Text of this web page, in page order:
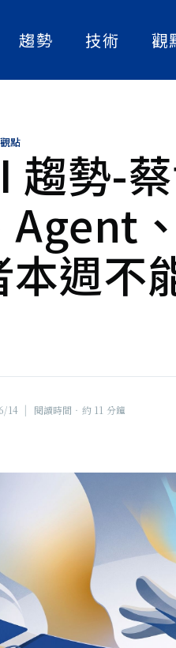
趨勢
人工智慧
技術
實作解析
觀
觀點
趨勢-
Agent
本週不
資料科學家，
理與天文學研究
值計算。 近年
攻智慧醫療。
智慧配色、對
測」、「人、物
與風格轉
影像」、「拓
14 | 閱讀時間‧約 11 分鐘